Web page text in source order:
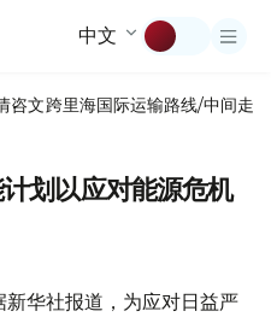
中文
咨文跨里海国际运输路线/中间走廊
划以应对能源危机
华社报道，为应对日益严